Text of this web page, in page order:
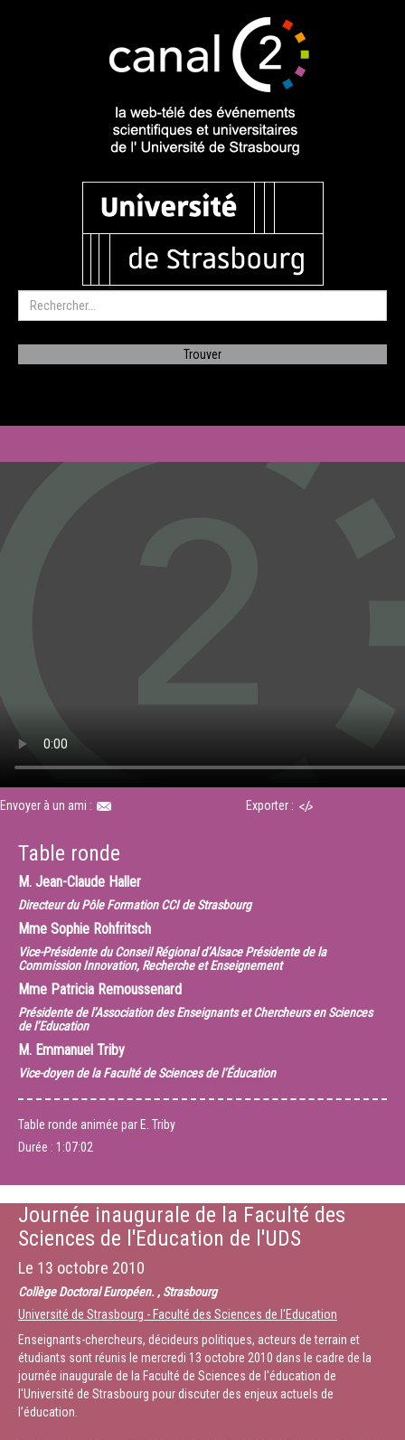
Envoyer à un ami : Exporter :
Table ronde
M. Jean-Claude Haller
Directeur du Pôle Formation CCI de Strasbourg
Mme Sophie Rohfritsch
Vice-Présidente du Conseil Régional d’Alsace Présidente de la
Commission Innovation, Recherche et Enseignement
Mme Patricia Remoussenard
Présidente de l’Association des Enseignants et Chercheurs en Sciences
de l’Education
M. Emmanuel Triby
Vice-doyen de la Faculté de Sciences de l’Éducation
Table ronde animée par E. Triby
Durée : 1:07:02
Journée inaugurale de la Faculté des
Sciences de l'Education de l'UDS
Le 13 octobre 2010
Collège Doctoral Européen. , Strasbourg
Université de Strasbourg - Faculté des Sciences de l'Education
Enseignants-chercheurs, décideurs politiques, acteurs de terrain et
étudiants sont réunis le mercredi 13 octobre 2010 dans le cadre de la
journée inaugurale de la Faculté de Sciences de l'éducation de
l'Université de Strasbourg pour discuter des enjeux actuels de
l’éducation.